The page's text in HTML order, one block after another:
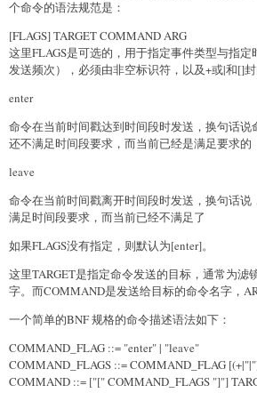
个命令的语法规范是：
[FLAGS] TARGET COMMAND ARG
这里FLAGS是可选的，用于指定事件类型与指
发送频次），必须由非空标识符，以及+或|和[]
enter
命令在当前时间戳达到时间段时发送，换句话
还不满足时间段要求，而当前已经是满足要求的
leave
命令在当前时间戳离开时间段时发送，换句话
满足时间段要求，而当前已经不满足了
如果FLAGS没有指定，则默认为[enter]。
这里TARGET是指定命令发送的目标，通常为滤
字。而COMMAND是发送给目标的命令名字，
一个简单的BNF 规格的命令描述语法如下：
COMMAND_FLAG ::= "enter" | "leave"
COMMAND_FLAGS ::= COMMAND_FLAG
COMMAND ::= ["[" COMMAND_FLAGS "]"]